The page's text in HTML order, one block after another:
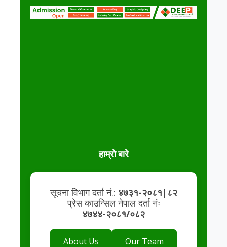
हाम्रो बारे
सूचना विभाग दर्ता नं.: ४७३१-२०८१|८२
प्रेस काउन्सिल नेपाल दर्ता नंः
४७४४-२०८१/०८२
About Us Our Team